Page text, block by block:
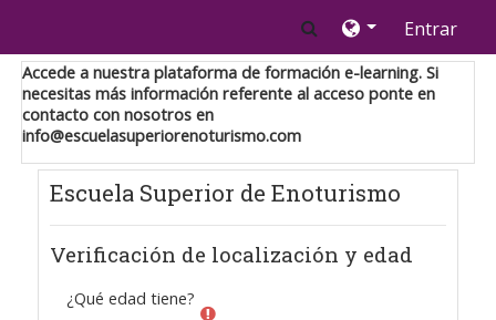
Selector deEntrar
Accede a nuestra plataforma de formación e-learning. Si
necesitas más información referente al acceso ponte en
contacto con nosotros en
info@escuelasuperiorenoturismo.com
Escuela Superior de Enoturismo
Verificación de localización y edad
¿Qué edad tiene?